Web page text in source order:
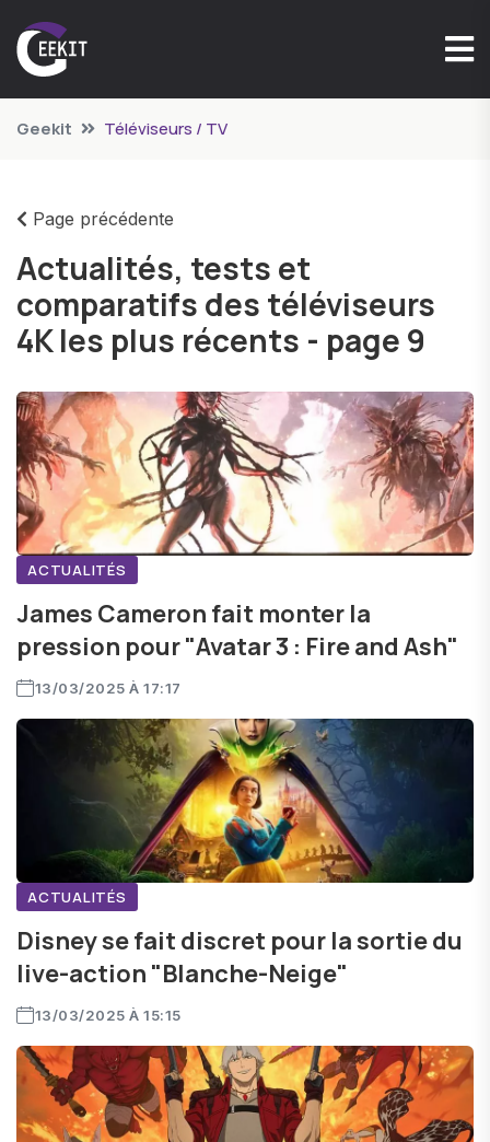
Geekit Téléviseurs / TV
Page précédente
Actualités, tests et
comparatifs des téléviseurs
4K les plus récents - page 9
ACTUALITÉS
James Cameron fait monter la
pression pour "Avatar 3 : Fire and Ash"
13/03/2025 À 17:17
ACTUALITÉS
Disney se fait discret pour la sortie du
live-action "Blanche-Neige"
13/03/2025 À 15:15